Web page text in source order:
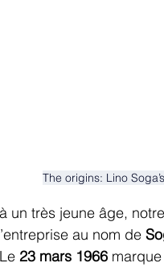
The origins: Lino
un très jeune âge,
au nom de
23 mars 1966